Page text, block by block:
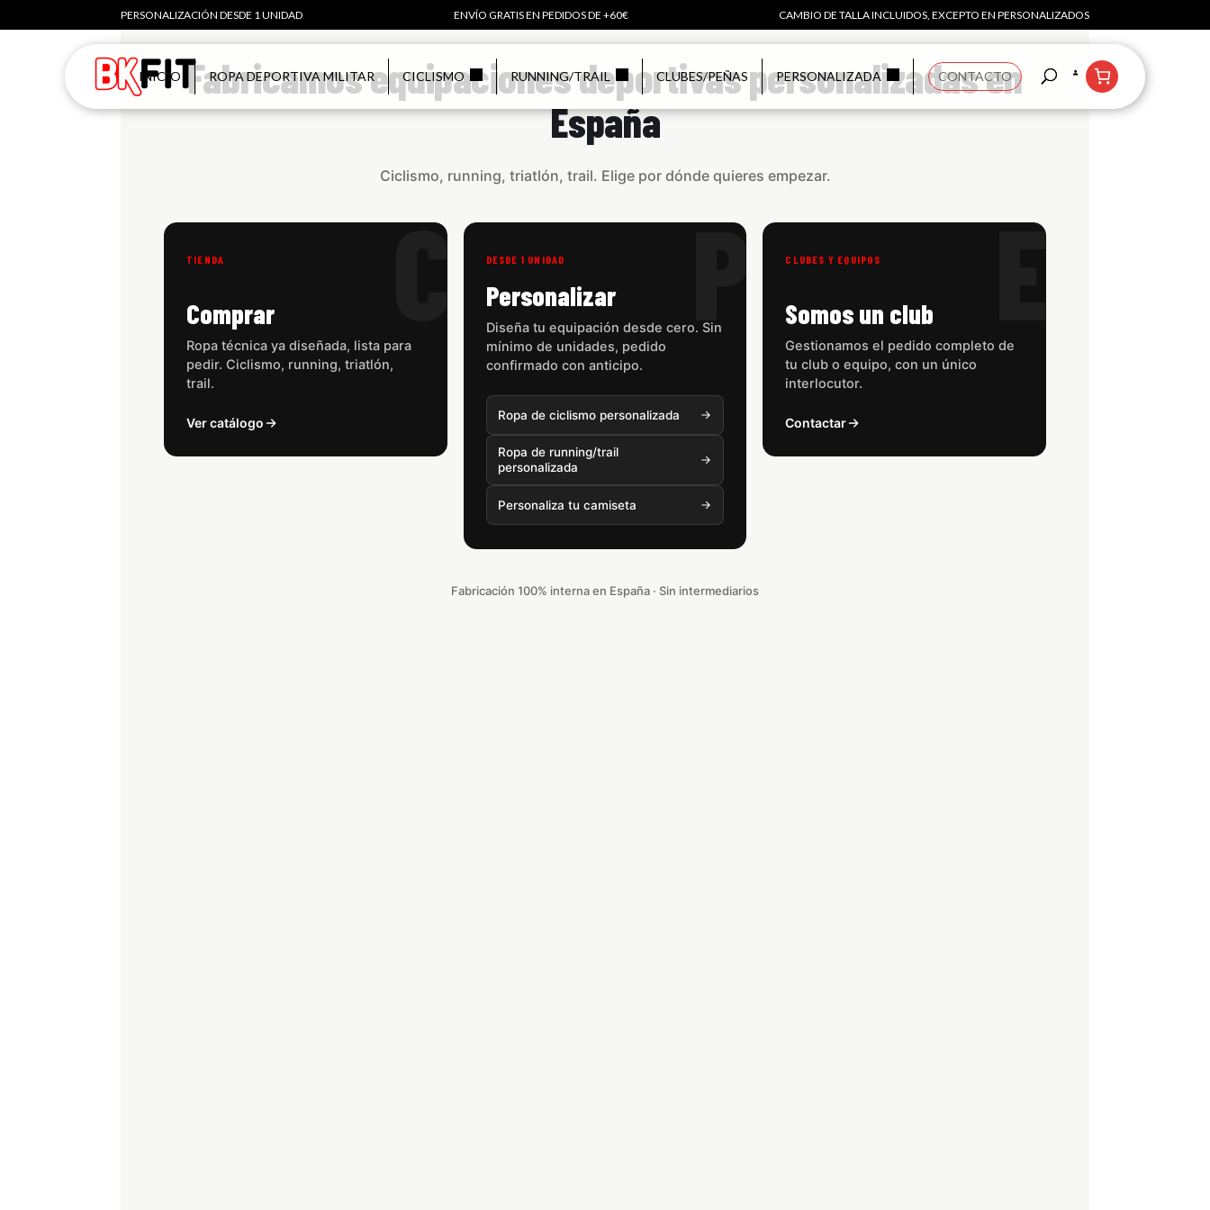
PERSONALIZACIÓN DESDE 1 UNIDAD ENVÍO GRATIS EN PEDIDOS DE +60€ CAMBIO DE TALLA INCLUIDOS, EXCEPTO EN PERSONALIZADOS
INICIO ROPA DEPORTIVA MILITAR CICLISMO RUNNING/TRAIL CLUBES/PEÑAS PERSONALIZADA CONTACTO
Fabricamos equipaciones deportivas personalizadas en
España
Ciclismo, running, triatlón, trail. Elige por dónde quieres empezar.
C
TIENDA
Comprar
Ropa técnica ya diseñada, lista para
pedir. Ciclismo, running, triatlón,
trail.
Ver catálogo
P
DESDE 1 UNIDAD
Personalizar
Diseña tu equipación desde cero. Sin
mínimo de unidades, pedido
confirmado con anticipo.
Ropa de ciclismo personalizada
Ropa de running/trail
personalizada
Personaliza tu camiseta
E
CLUBES Y EQUIPOS
Somos un club
Gestionamos el pedido completo de
tu club o equipo, con un único
interlocutor.
Contactar
Fabricación 100% interna en España · Sin intermediarios